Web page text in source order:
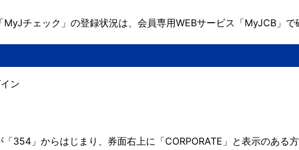
チェック」の登録状況は、会員専用WEBサービス「MyJCB」で
ン
354」からはじまり、券面右上に「CORPORATE」と表示のある